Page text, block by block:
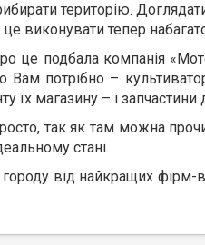
територію.
виконувати тепер
подбала компанія
потрібно –
магазину – і запчастини
так як там можна
стані.
від найкращих фірм-